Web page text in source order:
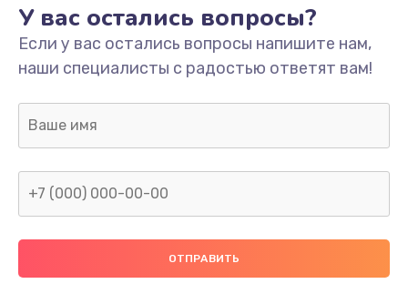
Замена/Pемонт карбюратора
1300 руб.
Заказать
Ремонт капиллярной трубки
400 руб.
У вас остались вопросы?
Если у вас остались вопросы напишите нам,
наши специалисты с радостью ответят вам!